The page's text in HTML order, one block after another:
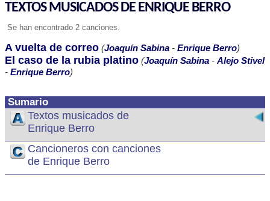
TEXTOS MUSICADOS DE ENRIQUE BERRO
Se han encontrado 2 canciones.
Sumario
Textos musicados de
Enrique Berro
Cancioneros con canciones
de Enrique Berro
A vuelta de correo (Joaquín Sabina - Enrique Berro)
El caso de la rubia platino (Joaquín Sabina - Alejo Stivel
- Enrique Berro)